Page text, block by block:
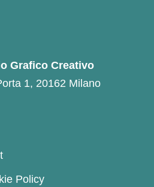
Grafico Creativo
1, 20162 Milano
Policy